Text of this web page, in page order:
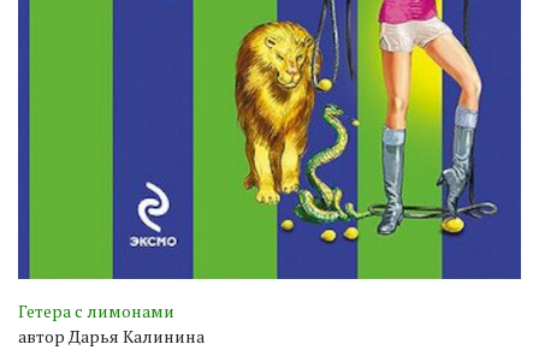
Гетера с лимонами
автор Дарья Калинина